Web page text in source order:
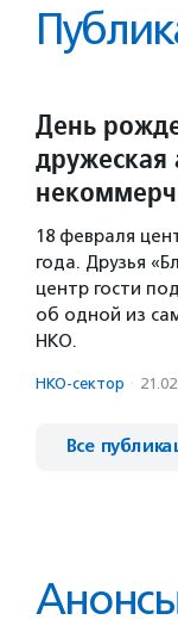
День
18 февраля
года. Друзья
центр гости
об одной из
НКО.
НКО-сектор ·
Все